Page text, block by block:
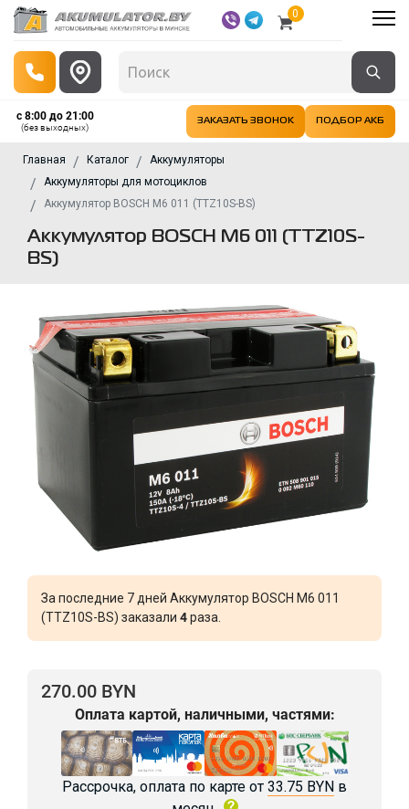
0
с 8:00 до 21:00
(без выходных)
ЗАКАЗАТЬ ЗВОНОК ПОДБОР АКБ
Главная Каталог
Аккумуляторы
Аккумуляторы для мотоциклов
Аккумулятор BOSCH M6 011 (TTZ10S-BS)
Аккумулятор BOSCH M6 011 (TTZ10S-
BS)
За последние 7 дней Аккумулятор BOSCH M6 011
(TTZ10S-BS) заказали 4раза.
270.00 BYN
Оплата картой, наличными, частями:
Рассрочка, оплата по карте от 33.75 BYN в